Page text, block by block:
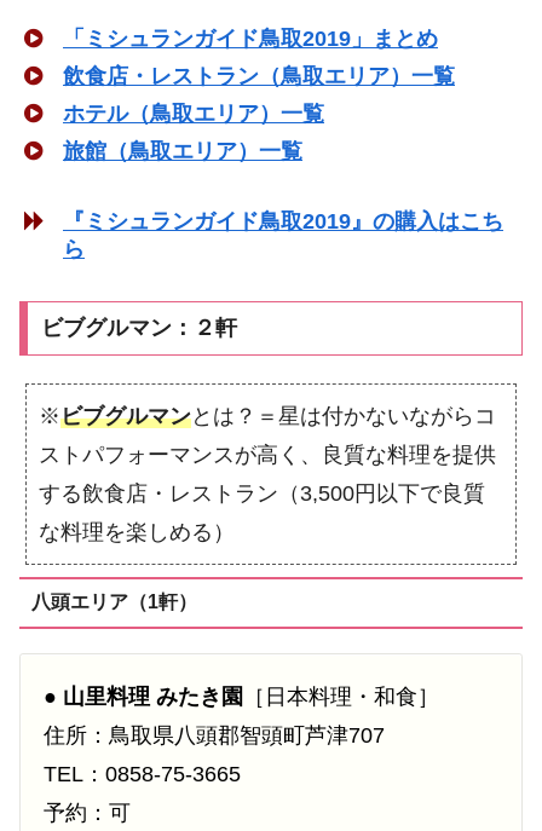
「ミシュランガイド鳥取2019」まとめ
飲食店・レストラン（鳥取エリア）一覧
ホテル（鳥取エリア）一覧
旅館（鳥取エリア）一覧
『ミシュランガイド鳥取2019』の購入はこち
ら
ビブグルマン：２軒
※ビブグルマンとは？＝星は付かないながらコ
ストパフォーマンスが高く、良質な料理を提供
する飲食店・レストラン（3,500円以下で良質
な料理を楽しめる）
八頭エリア（1軒）
● 山里料理 みたき園 ［日本料理・和食］
住所：鳥取県八頭郡智頭町芦津707
TEL：0858-75-3665
予約：可